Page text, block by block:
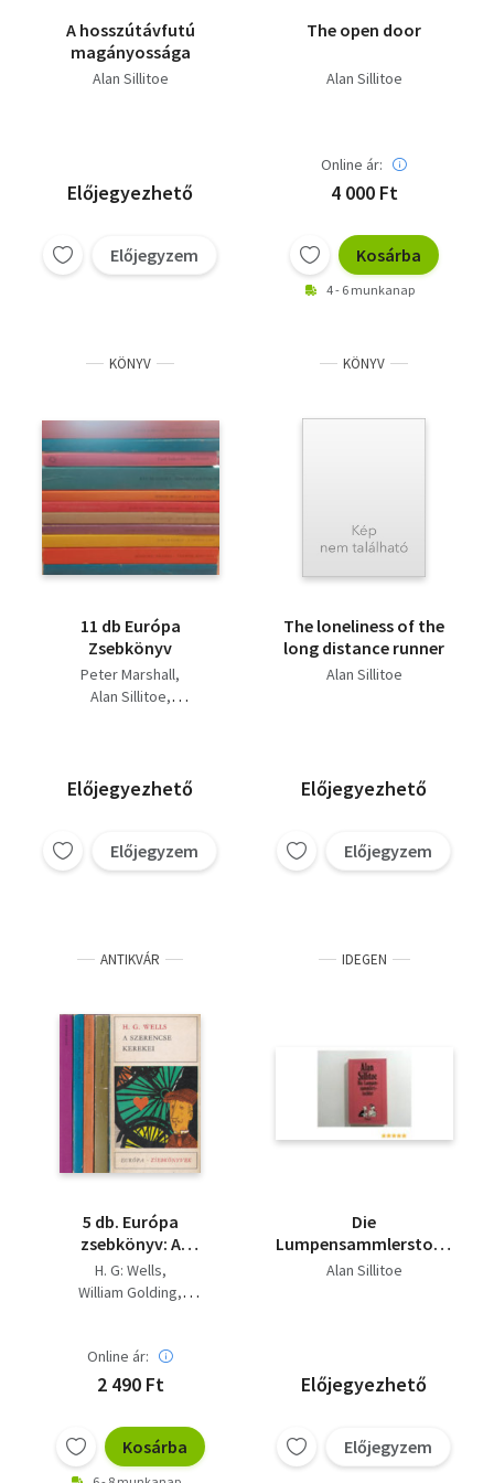
A hosszútávfutú
magányossága
Alan Sillitoe
Előjegyezhető
Előjegyzem
The open door
Alan Sillitoe
Online ár:
4 000 Ft
Kosárba
4 - 6 munkanap
KÖNYV
11 db Európa
Zsebkönyv
Peter Marshall
Alan Sillitoe
Juan Rulfo
Clancier
Jurij Kazakov
Előjegyezhető
Előjegyzem
KÖNYV
The loneliness of the
long distance runner
Alan Sillitoe
Előjegyezhető
Előjegyzem
ANTIKVÁR
5 db. Európa
zsebkönyv: A
szerencse kerekei - A
torony/A piramis -
H. G: Wells
William Golding
Online ár:
2 490 Ft
Kosárba
IDEGEN
Die
Lumpensammlerstochter.
Erzählungen III. –
Alan Sillitoe
Előjegyezhető
Előjegyzem